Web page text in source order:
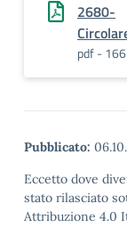
2680-
pdf -
Pubblicato:
Eccetto dove
stato rilasciato
Attribuzione 4.0